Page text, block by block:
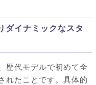
ダイナミックなスタ
歴代モデルで初めて全
れたことです。具体的